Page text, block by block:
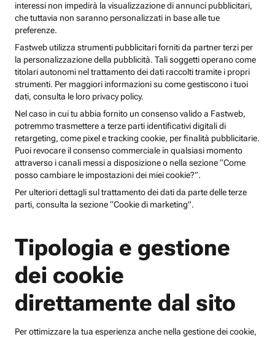
interessi non impedirà la visualizzazione di annunci pubblicitari,
che tuttavia non saranno personalizzati in base alle tue
preferenze.
Fastweb utilizza strumenti pubblicitari forniti da partner terzi per
la personalizzazione della pubblicità. Tali soggetti operano come
titolari autonomi nel trattamento dei dati raccolti tramite i propri
strumenti. Per maggiori informazioni su come gestiscono i tuoi
dati, consulta le loro privacy policy.
Nel caso in cui tu abbia fornito un consenso valido a Fastweb,
potremmo trasmettere a terze parti identificativi digitali di
retargeting, come pixel e tracking cookie, per finalità pubblicitarie.
Puoi revocare il consenso commerciale in qualsiasi momento
attraverso i canali messi a disposizione o nella sezione “Come
posso cambiare le impostazioni dei miei cookie?”.
Per ulteriori dettagli sul trattamento dei dati da parte delle terze
parti, consulta la sezione “Cookie di marketing”.
Tipologia e gestione
dei cookie
direttamente dal sito
Per ottimizzare la tua esperienza anche nella gestione dei cookie,